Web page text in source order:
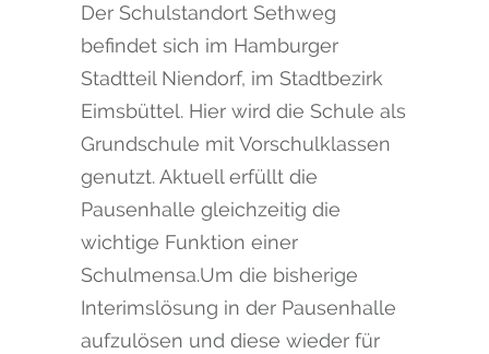
Der Schulstandort Sethweg
befindet sich im Hamburger
Stadtteil Niendorf, im Stadtbezirk
Eimsbüttel. Hier wird die Schule als
Grundschule mit Vorschulklassen
genutzt. Aktuell erfüllt die
Pausenhalle gleichzeitig die
wichtige Funktion einer
Schulmensa.Um die bisherige
Interimslösung in der Pausenhalle
aufzulösen und diese wieder für